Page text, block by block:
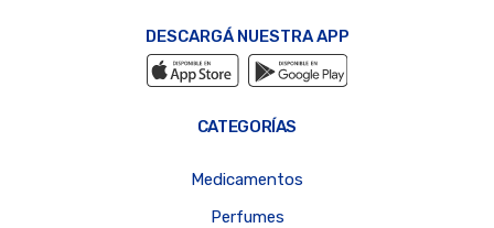
DESCARGÁ NUESTRA APP
CATEGORÍAS
Medicamentos
Perfumes